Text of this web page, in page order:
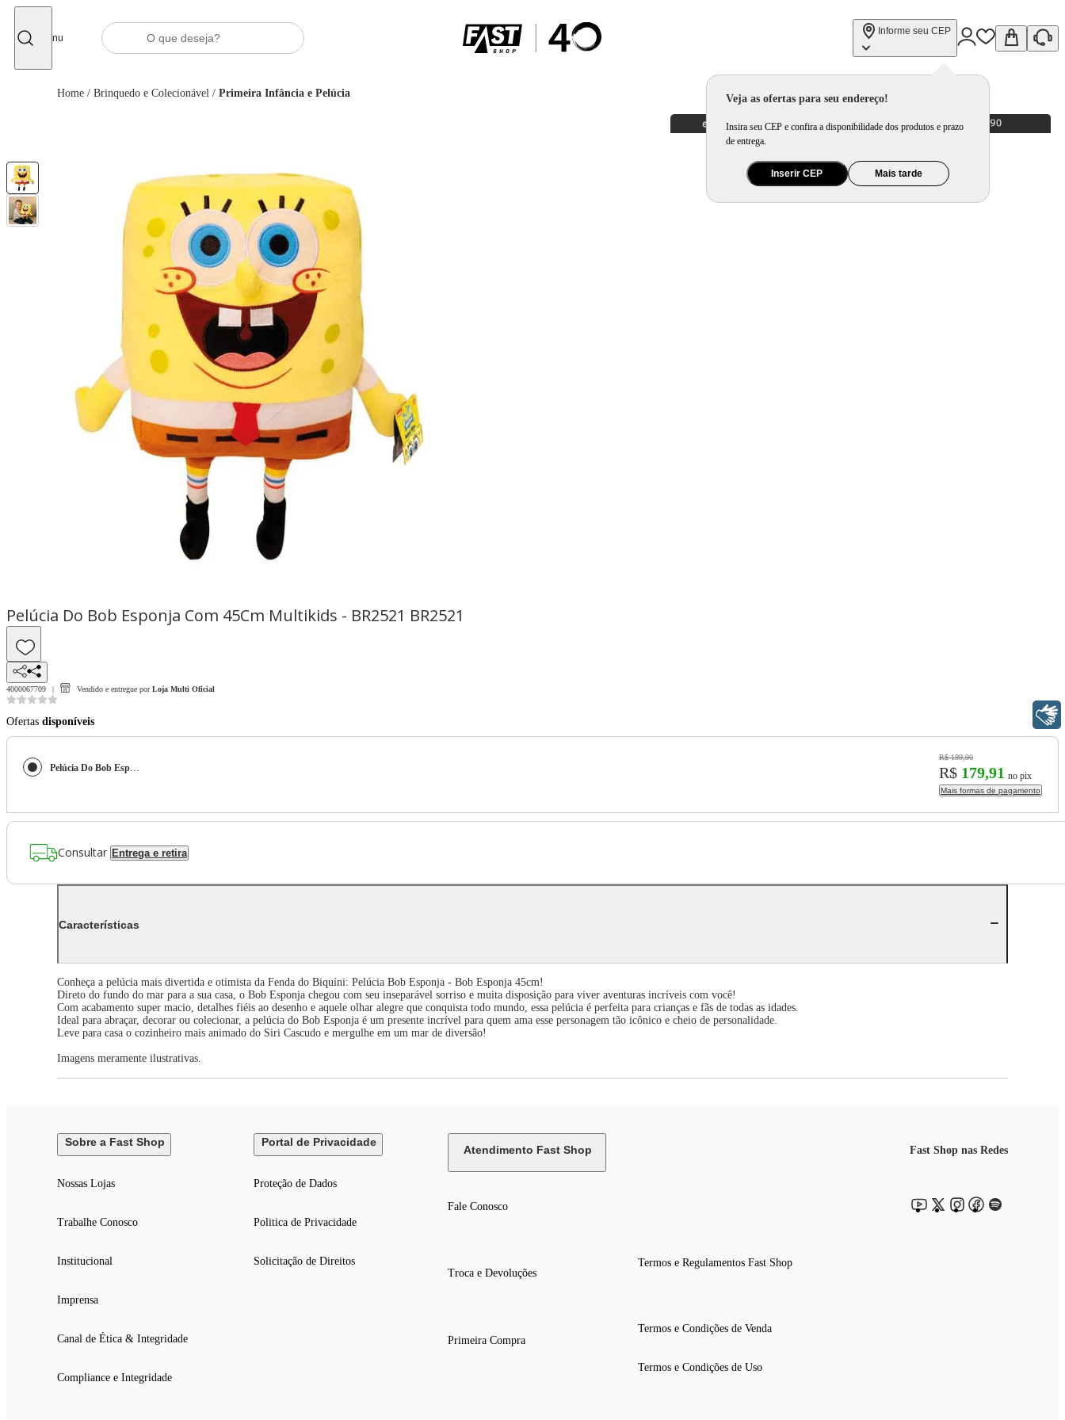
Menu
Informe seu CEP
Veja as ofertas para seu endereço!
Insira seu CEP e confira a disponibilidade dos produtos e prazo
de entrega.
Inserir CEP Mais tarde
Home / Brinquedo e Colecionável / Primeira Infância e Pelúcia
Pelúcia Do Bob Esponja Com 45Cm Multikids - BR2521 BR2521
4000067709 Vendido e entregue por Loja Multi Oficial
Ofertas disponíveis
Pelúcia Do Bob Esponja Com 45Cm Multikids - BR2521 BR2521
R$ 199,90
R$ 179,91 no pix
Mais formas de pagamento
Consultar Entrega e retira
Características
Conheça a pelúcia mais divertida e otimista da Fenda do Biquíni: Pelúcia Bob Esponja - Bob Esponja 45cm!
Direto do fundo do mar para a sua casa, o Bob Esponja chegou com seu inseparável sorriso e muita disposição para viver aventuras incríveis com você!
Com acabamento super macio, detalhes fiéis ao desenho e aquele olhar alegre que conquista todo mundo, essa pelúcia é perfeita para crianças e fãs de todas as idades.
Ideal para abraçar, decorar ou colecionar, a pelúcia do Bob Esponja é um presente incrível para quem ama esse personagem tão icônico e cheio de personalidade.
Leve para casa o cozinheiro mais animado do Siri Cascudo e mergulhe em um mar de diversão!
Imagens meramente ilustrativas.
Sobre a Fast Shop
Nossas Lojas
Trabalhe Conosco
Institucional
Imprensa
Canal de Ética & Integridade
Compliance e Integridade
Portal de Privacidade
Proteção de Dados
Politica de Privacidade
Solicitação de Direitos
Atendimento Fast Shop
Fale Conosco
Troca e Devoluções
Primeira Compra
Termos e Regulamentos Fast Shop
Termos e Condições de Venda
Termos e Condições de Uso
Fast Shop nas Redes